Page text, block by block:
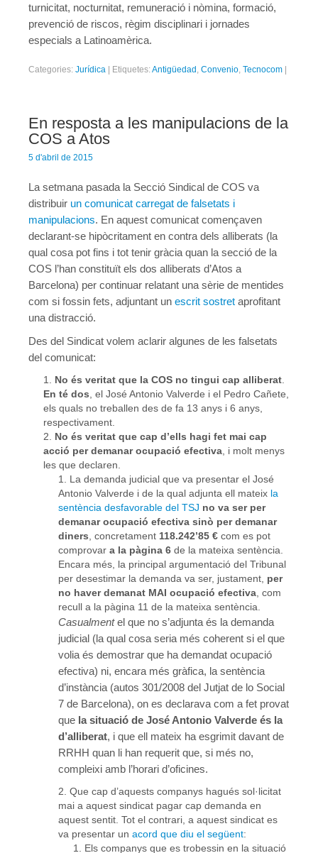
turnicitat, nocturnitat, remuneració i nòmina, formació,
prevenció de riscos, règim disciplinari i jornades
especials a Latinoamèrica.
Categories: Jurídica Etiquetes:Antigüedad , Convenio, Tecnocom
En resposta a les manipulacions de la
COS a Atos
5 d'abril de 2015
La setmana pasada la Secció Sindical de COS va
distribuir un comunicat carregat de falsetats i
manipulacions. En aquest comunicat començaven
declarant-se hipòcritament en contra dels alliberats (la
qual cosa pot fins i tot tenir gràcia quan la secció de la
COS l’han constituït els dos alliberats d’Atos a
Barcelona) per continuar relatant una sèrie de mentides
com si fossin fets, adjuntant un escrit sostret aprofitant
una distracció.
Des del Sindicat volem aclarir algunes de les falsetats
del comunicat:
No és veritat que la COS no tingui cap alliberat
En té dos , el José Antonio Valverde i el Pedro Cañete,
els quals no treballen des de fa 13 anys i 6 anys,
respectivament.
No és veritat que cap d’ells hagi fet mai cap
acció per demanar ocupació efectiva , i molt menys
les que declaren.
La demanda judicial que va presentar el José
Antonio Valverde i de la qual adjunta ell mateix la
sentència desfavorable del TSJ no va ser per
demanar ocupació efectiva sinò per demanar
diners , concretament 118.242’85 € com es pot
comprovar a la pàgina 6 de la mateixa sentència.
Encara més, la principal argumentació del Tribunal
per desestimar la demanda va ser, justament, per
no haver demanat MAI ocupació efectiva , com
recull a la pàgina 11 de la mateixa sentència.
Casualmentel que no s’adjunta és la demanda
judicial (la qual cosa seria més coherent si el que
volia és demostrar que ha demandat ocupació
efectiva) ni, encara més gràfica, la sentència
d’instància (autos 301/2008 del Jutjat de lo Social
7 de Barcelona), on es declarava com a fet provat
que la situació de José Antonio Valverde és la
d’alliberat, i que ell mateix ha esgrimit davant de
RRHH quan li han requerit que, si més no,
compleixi amb l’horari d’oficines.
Que cap d’aquests companys hagués sol·licitat
mai a aquest sindicat pagar cap demanda en
aquest sentit. Tot el contrari, a aquest sindicat es
va presentar un acord que diu el següent:
Els companys que es trobessin en la situació